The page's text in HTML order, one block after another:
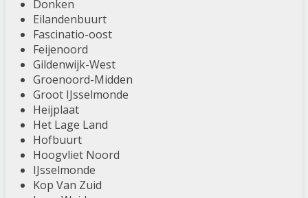
Donken
Eilandenbuurt
Fascinatio-oost
Feijenoord
Gildenwijk-West
Groenoord-Midden
Groot IJsselmonde
Heijplaat
Het Lage Land
Hofbuurt
Hoogvliet Noord
IJsselmonde
Kop Van Zuid